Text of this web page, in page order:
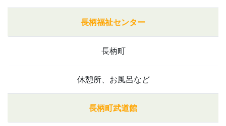
長柄福祉センター
長柄町
休憩所、お風呂など
長柄町武道館